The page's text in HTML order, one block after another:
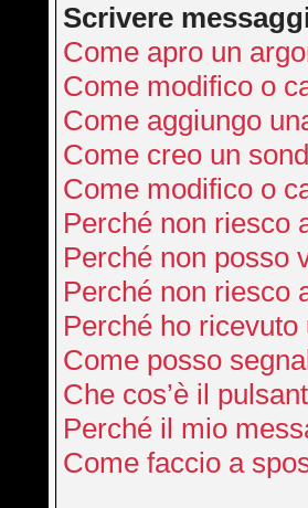
Scrivere
Come apro un
Come modifico o
Come aggiungo
Come creo un
Come modifico o
Perché non riesco
Perché non posso
Perché non riesco
Perché ho
Come posso
Che cos’è il
Perché il mio
Come faccio a